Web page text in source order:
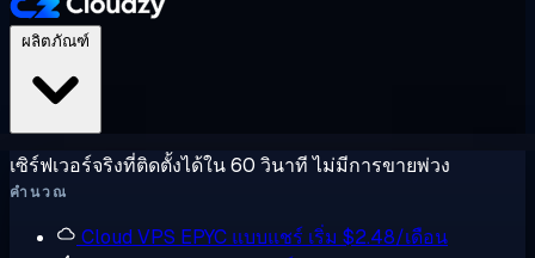
เซิร์ฟเวอร์จริงที่ติดตั้งได้ใน 60 วินาที ไม่มีการขายพ่วง
คำนวณ
Cloud VPS EPYC แบบแชร์ เริ่ม $2.48/เดือน